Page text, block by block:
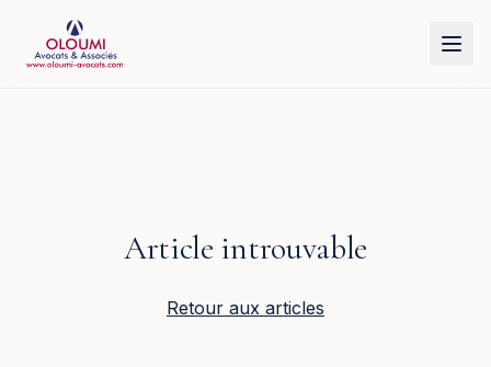
Article introuvable
Retour aux articles